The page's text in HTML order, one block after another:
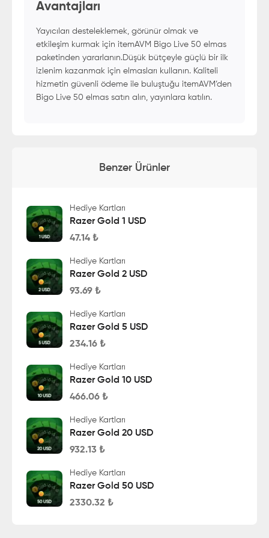
Avantajları
Yayıcıları desteleklemek, görünür olmak ve
etkileşim kurmak için itemAVM Bigo Live 50 elmas
paketinden yararlanın.Düşük bütçeyle güçlü bir ilk
izlenim kazanmak için elmasları kullanın. Kaliteli
hizmetin güvenli ödeme ile buluştuğu itemAVM’den
Bigo Live 50 elmas satın alın, yayınlara katılın.
Benzer Ürünler
Hediye Kartları
Razer Gold 1 USD
47.14 ₺
Hediye Kartları
Razer Gold 2 USD
93.69 ₺
Hediye Kartları
Razer Gold 5 USD
234.16 ₺
Hediye Kartları
Razer Gold 10 USD
466.06 ₺
Hediye Kartları
Razer Gold 20 USD
932.13 ₺
Hediye Kartları
Razer Gold 50 USD
2330.32 ₺